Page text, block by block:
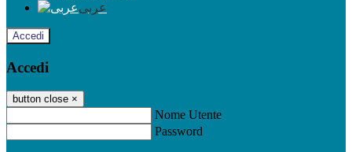
عربى
Accedi
Accedi
button close ×
Nome Utente
Password